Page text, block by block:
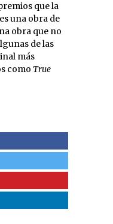
que la
una obra de
obra que no
de las
más
como True